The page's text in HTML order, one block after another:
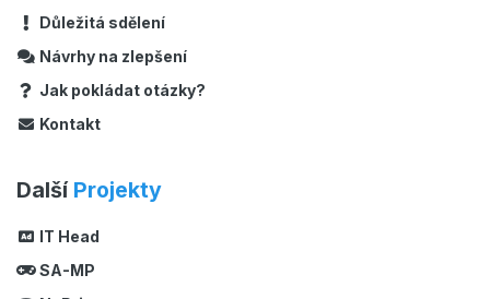
Důležitá sdělení
Návrhy na zlepšení
Jak pokládat otázky?
Kontakt
Další Projekty
IT Head
SA-MP